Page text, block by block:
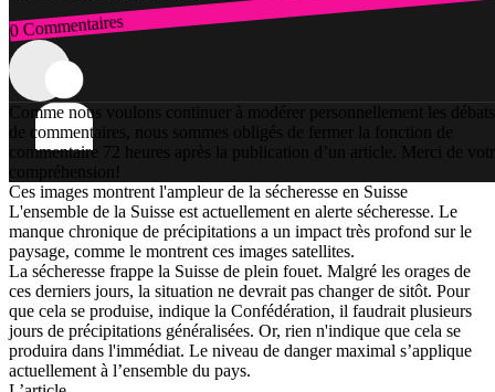
0 Commentaires
Connexion
Comme nous voulons continuer à modérer personnellement les débats
de commentaires, nous sommes obligés de fermer la fonction de
commentaire 72 heures après la publication d’un article. Merci de
compréhension!
Ces images montrent l'ampleur de la sécheresse en Suisse
L'ensemble de la Suisse est actuellement en alerte sécheresse. Le
manque chronique de précipitations a un impact très profond sur le
paysage, comme le montrent ces images satellites.
La sécheresse frappe la Suisse de plein fouet. Malgré les orages de
ces derniers jours, la situation ne devrait pas changer de sitôt. Pour
que cela se produise, indique la Confédération, il faudrait plusieurs
jours de précipitations généralisées. Or, rien n'indique que cela se
produira dans l'immédiat. Le niveau de danger maximal s’applique
actuellement à l’ensemble du pays.